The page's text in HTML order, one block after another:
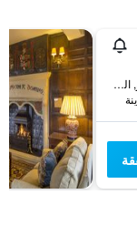
The Promenade, لاندودنو, المملكة المتحدة